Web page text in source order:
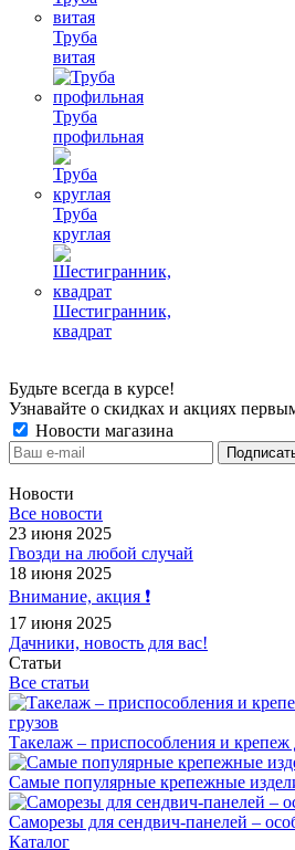
Труба
витая
Труба
профильная
Труба
круглая
Шестигранник,
квадрат
Будьте всегда в курсе!
Узнавайте о скидках и акциях
Новости магазина
Новости
Все новости
23 июня 2025
Гвозди на любой случай
18 июня 2025
Внимание, акция ❗️
17 июня 2025
Дачники, новость для вас!
Статьи
Все статьи
Такелаж – приспособления и крепеж
Самые популярные крепежные
Саморезы для сендвич-панелей –
Каталог